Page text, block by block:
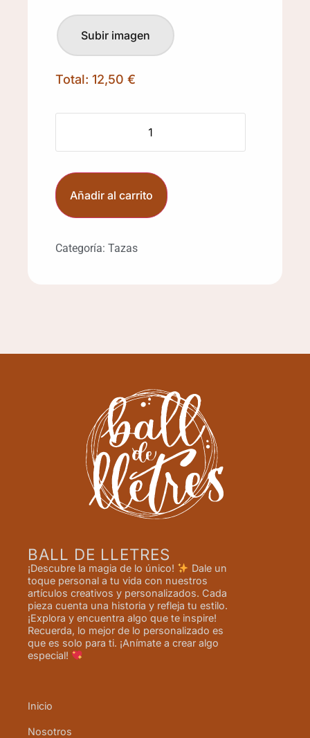
Total:12,50 €
Añadir al carrito
Categoría:Tazas
BALL DE LLETRES
¡Descubre la magia de lo único!
Dale un
toque personal a tu vida con nuestros
artículos creativos y personalizados. Cada
pieza cuenta una historia y refleja tu estilo.
¡Explora y encuentra algo que te inspire!
Recuerda, lo mejor de lo personalizado es
que es solo para ti. ¡Anímate a crear algo
especial!
Inicio
Nosotros